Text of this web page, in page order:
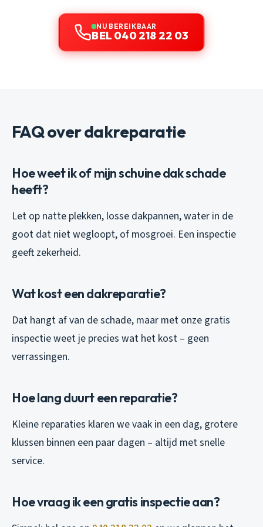
NU BEREIKBAAR
BEL 040 218 22 03
FAQ over dakreparatie
Hoe weet ik of mijn schuine dak schade
heeft?
Let op natte plekken, losse dakpannen, water in de
goot dat niet wegloopt, of mosgroei. Een inspectie
geeft zekerheid.
Wat kost een dakreparatie?
Dat hangt af van de schade, maar met onze gratis
inspectie weet je precies wat het kost – geen
verrassingen.
Hoe lang duurt een reparatie?
Kleine reparaties klaren we vaak in een dag, grotere
klussen binnen een paar dagen – altijd met snelle
service.
Hoe vraag ik een gratis inspectie aan?